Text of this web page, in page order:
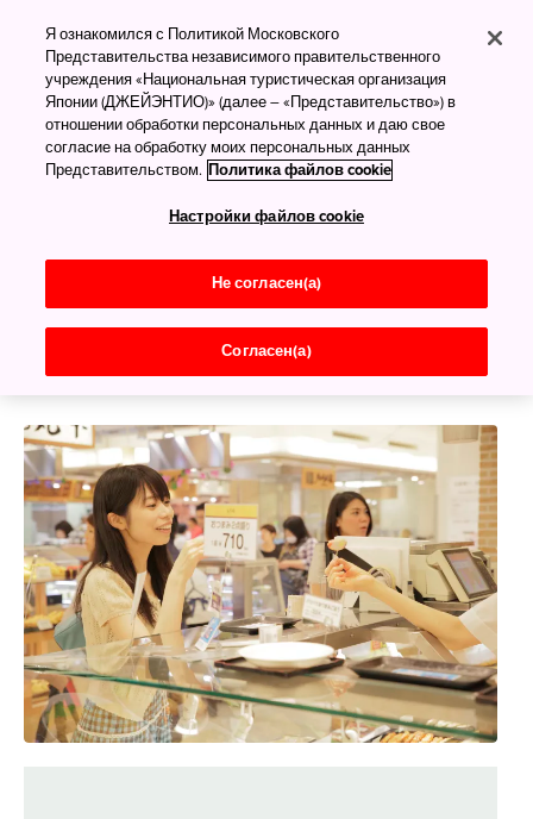
фудкортам в японских
супермаркетах
Лабиринт вкусов и запахов
На цокольных этажах ведущих японских
еды с огромным выбором деликатесов и блюд для
настоящих гурманов. Такие помещения называют
«дэпатика», и обычно в них можно попасть напрямую
с железнодорожных станций. Сюда хорошо
приходить в дождливые дни.
Я ознакомился с Политикой Московского
Представительства независимого правительственного
учреждения «Национальная туристическая организация
Японии (ДЖЕЙЭНТИО)» (далее – «Представительство») в
отношении обработки персональных данных и даю свое
согласие на обработку моих персональных данных
Представительством. Политика файлов cookie
Настройки файлов cookie
Не согласен(а)
Согласен(а)